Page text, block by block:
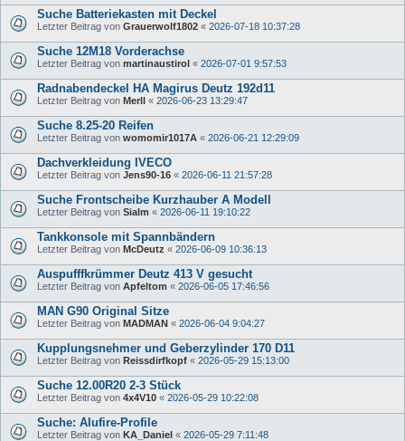
Suche Batteriekasten mit Deckel
Letzter Beitrag von Grauerwolf1802 « 2026-07-18 10:37:28
Suche 12M18 Vorderachse
Letzter Beitrag von martinaustirol « 2026-07-01 9:57:53
Radnabendeckel HA Magirus Deutz 192d11
Letzter Beitrag von Merll « 2026-06-23 13:29:47
Suche 8.25-20 Reifen
Letzter Beitrag von womomir1017A « 2026-06-21 12:29:09
Dachverkleidung IVECO
Letzter Beitrag von Jens90-16 « 2026-06-11 21:57:28
Suche Frontscheibe Kurzhauber A Modell
Letzter Beitrag von Sialm « 2026-06-11 19:10:22
Tankkonsole mit Spannbändern
Letzter Beitrag von McDeutz « 2026-06-09 10:36:13
Auspufffkrümmer Deutz 413 V gesucht
Letzter Beitrag von Apfeltom « 2026-06-05 17:46:56
MAN G90 Original Sitze
Letzter Beitrag von MADMAN « 2026-06-04 9:04:27
Kupplungsnehmer und Geberzylinder 170 D11
Letzter Beitrag von Reissdirfkopf « 2026-05-29 15:13:00
Suche 12.00R20 2-3 Stück
Letzter Beitrag von 4x4V10 « 2026-05-29 10:22:08
Suche: Alufire-Profile
Letzter Beitrag von KA_Daniel « 2026-05-29 7:11:48